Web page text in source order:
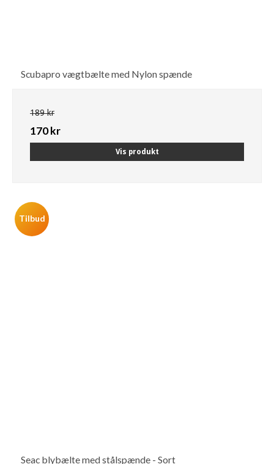
Scubapro vægtbælte med Nylon spænde
189 kr
170 kr
Vis produkt
Tilbud
Seac blybælte med stålspænde - Sort